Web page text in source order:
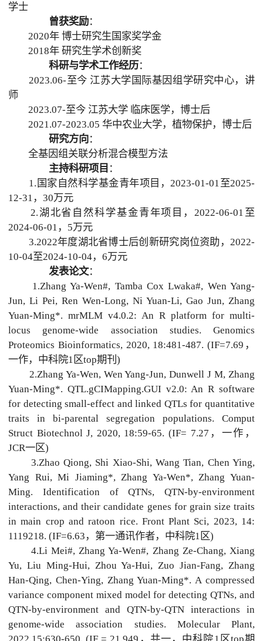
学士
曾获奖励：
2020年 博士研究生国家奖学金
2018年 研究生学术创新奖
科研与学术工作经历：
2023.06-至今 江苏大学国际基因组学研究中心，讲
师
2023.07-至今 江苏大学 临床医学，博士后
2021.07-2023.05 华中农业大学，植物保护，博士后
研究方向 ：
全基因组关联分析混合模型方法
主持科研项目 ：
1.国家自然科学基金青年项目，2023-01-01至2025-
12-31，30万元
2.湖北省自然科学基金青年项目，2022-06-01至
2024-06-01，5万元
3.2022年度湖北省博士后创新研究岗位资助，2022-
10-04至2024-10-04，6万元
发表论文：
1.Zhang Ya-Wen#, Tamba Cox Lwaka#, Wen Yang-
Jun, Li Pei, Ren Wen-Long, Ni Yuan-Li, Gao Jun, Zhang
Yuan-Ming*. mrMLM v4.0.2: An R platform for multi-
locus genome-wide association studies. Genomics
Proteomics Bioinformatics, 2020, 18:481-487. (IF=7.69，
一作，中科院1区top期刊)
2.Zhang Ya-Wen, Wen Yang-Jun, Dunwell J M, Zhang
Yuan-Ming*. QTL.gCIMapping.GUI v2.0: An R software
for detecting small-effect and linked QTLs for quantitative
traits in bi-parental segregation populations. Comput
Struct Biotechnol J, 2020, 18:59-65. (IF= 7.27，一作，
JCR一区)
3.Zhao Qiong, Shi Xiao-Shi, Wang Tian, Chen Ying,
Yang Rui, Mi Jiaming*, Zhang Ya-Wen*, Zhang Yuan-
Ming. Identification of QTNs, QTN-by-environment
interactions, and their candidate genes for grain size traits
in main crop and ratoon rice. Front Plant Sci, 2023, 14:
1119218. (IF=6.63，第一通讯作者，中科院1区)
4.Li Mei#, Zhang Ya-Wen#, Zhang Ze-Chang, Xiang
Yu, Liu Ming-Hui, Zhou Ya-Hui, Zuo Jian-Fang, Zhang
Han-Qing, Chen-Ying, Zhang Yuan-Ming*. A compressed
variance component mixed model for detecting QTNs, and
QTN-by-environment and QTN-by-QTN interactions in
genome-wide association studies. Molecular Plant,